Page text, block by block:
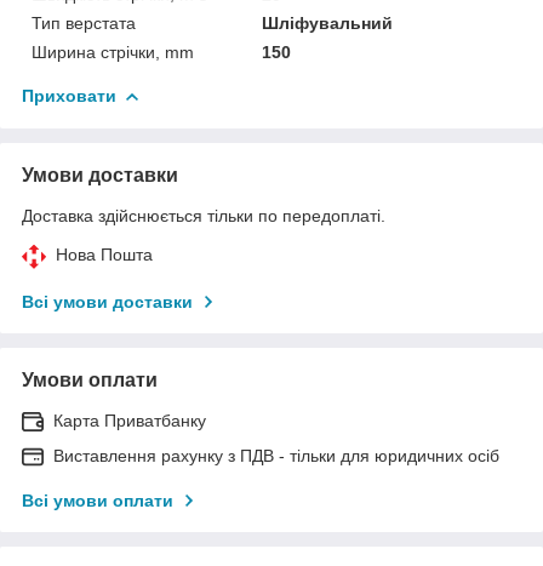
Тип верстата
Шліфувальний
Ширина стрічки, mm
150
Приховати
Умови доставки
Доставка здійснюється тільки по передоплаті.
Нова Пошта
Всі умови доставки
Умови оплати
Карта Приватбанку
Виставлення рахунку з ПДВ - тільки для юридичних осіб
Всі умови оплати